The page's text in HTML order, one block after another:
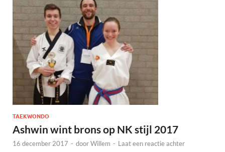
TAEKWONDO
Ashwin wint brons op NK stijl 2017
16 december 2017 - doorWillem - Laat een reactie achter